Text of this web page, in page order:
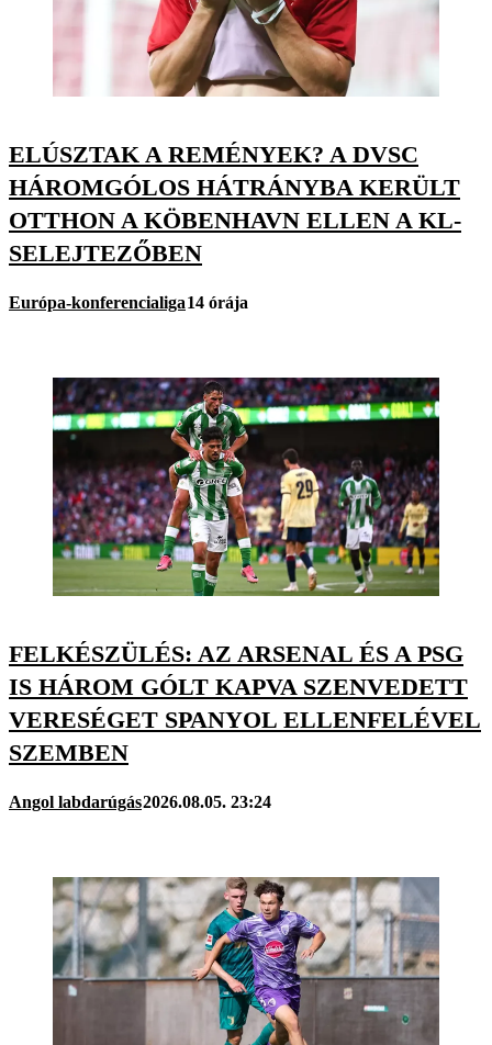
ELÚSZTAK A REMÉNYEK? A DVSC
HÁROMGÓLOS HÁTRÁNYBA KERÜLT
OTTHON A KÖBENHAVN ELLEN A KL-
SELEJTEZŐBEN
Európa-konferencialiga14 órája
FELKÉSZÜLÉS: AZ ARSENAL ÉS A PSG
IS HÁROM GÓLT KAPVA SZENVEDETT
VERESÉGET SPANYOL ELLENFELÉVEL
SZEMBEN
Angol labdarúgás2026.08.05. 23:24